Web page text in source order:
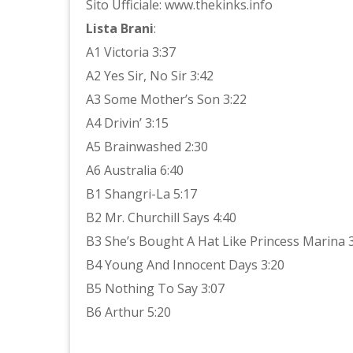
Sito Ufficiale: www.thekinks.info
Lista Brani:
A1 Victoria 3:37
A2 Yes Sir, No Sir 3:42
A3 Some Mother’s Son 3:22
A4 Drivin’ 3:15
A5 Brainwashed 2:30
A6 Australia 6:40
B1 Shangri-La 5:17
B2 Mr. Churchill Says 4:40
B3 She’s Bought A Hat Like Princess Marina
B4 Young And Innocent Days 3:20
B5 Nothing To Say 3:07
B6 Arthur 5:20